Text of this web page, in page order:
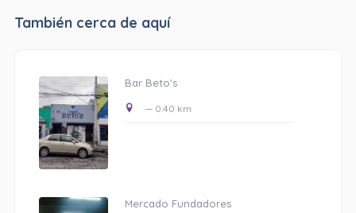
También cerca de aquí
Bar Beto's
— 0.40 km
Mercado Fundadores